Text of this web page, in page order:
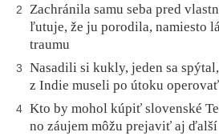
2
Zachránila samu seba pred
ľutuje, že ju porodila, namiesto
traumu
3
Nasadili si kukly, jeden sa
z Indie museli po útoku operovať
4 Kto by mohol kúpiť slovenské
no záujem môžu prejaviť aj ďalší